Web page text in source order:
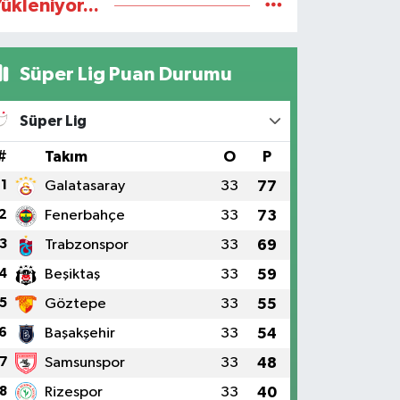
Süper Lig Puan Durumu
Süper Lig
Takım O P
1 Galatasaray 33 77
Fenerbahçe 33 73
3 Trabzonspor 33 69
Beşiktaş 33 59
5 Göztepe 33 55
Başakşehir 33 54
7 Samsunspor 33 48
8 Rizespor 33 40